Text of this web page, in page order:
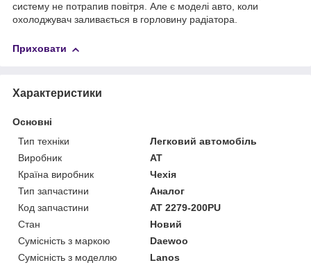
систему не потрапив повітря. Але є моделі авто, коли
охолоджувач заливається в горловину радіатора.
Приховати
Характеристики
Основні
Тип техніки
Легковий автомобіль
Виробник
AT
Країна виробник
Чехія
Тип запчастини
Аналог
Код запчастини
AT 2279-200PU
Стан
Новий
Сумісність з маркою
Daewoo
Сумісність з моделлю
Lanos